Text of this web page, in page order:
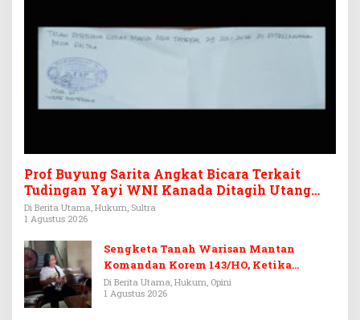
Prof Buyung Sarita Angkat Bicara Terkait
Tudingan Yayi WNI Kanada Ditagih Utang
Rp3,6 Miliar
Di Berita Utama, Hukum, Sultra
1 Agustus 2026
Sengketa Tanah Warisan Mantan
Komandan Korem 143/HO, Ketika
Warisan Menjadi Arena Pemerasan
Di Berita Utama, Hukum, Opini
1 Agustus 2026